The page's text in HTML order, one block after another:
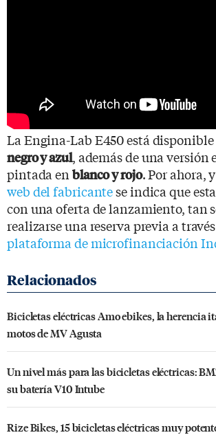
La Engina-Lab E450 está disponible
negro y azul, además de una versión
pintada en blanco y rojo. Por ahora,
web del fabricantese indica que
con una oferta de lanzamiento, tan
realizarse una reserva previa a
plataforma de microfinanciación
Bicicletas eléctricas Amo ebikes, la herencia
motos de MV Agusta
Un nivel más para las bicicletas eléctricas:
su batería V10 Intube
Rize Bikes, 15 bicicletas eléctricas muy